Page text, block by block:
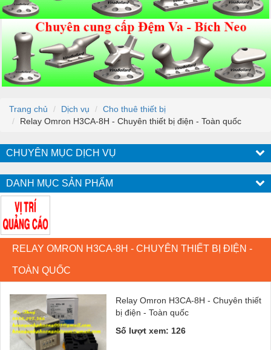
Trang chủ Dịch vụ
Cho thuê thiết bị
Relay Omron H3CA-8H - Chuyên thiết bị điện - Toàn quốc
CHUYÊN MỤC DỊCH VỤ
DANH MỤC SẢN PHẨM
RELAY OMRON H3CA-8H - CHUYÊN THIẾT BỊ ĐIỆN -
TOÀN QUỐC
Relay Omron H3CA-8H - Chuyên thiết
bị điện - Toàn quốc
Số lượt xem: 126